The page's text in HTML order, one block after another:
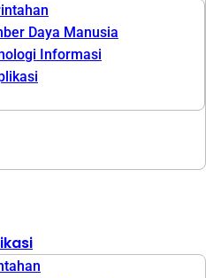
Daya Manusia
Informasi